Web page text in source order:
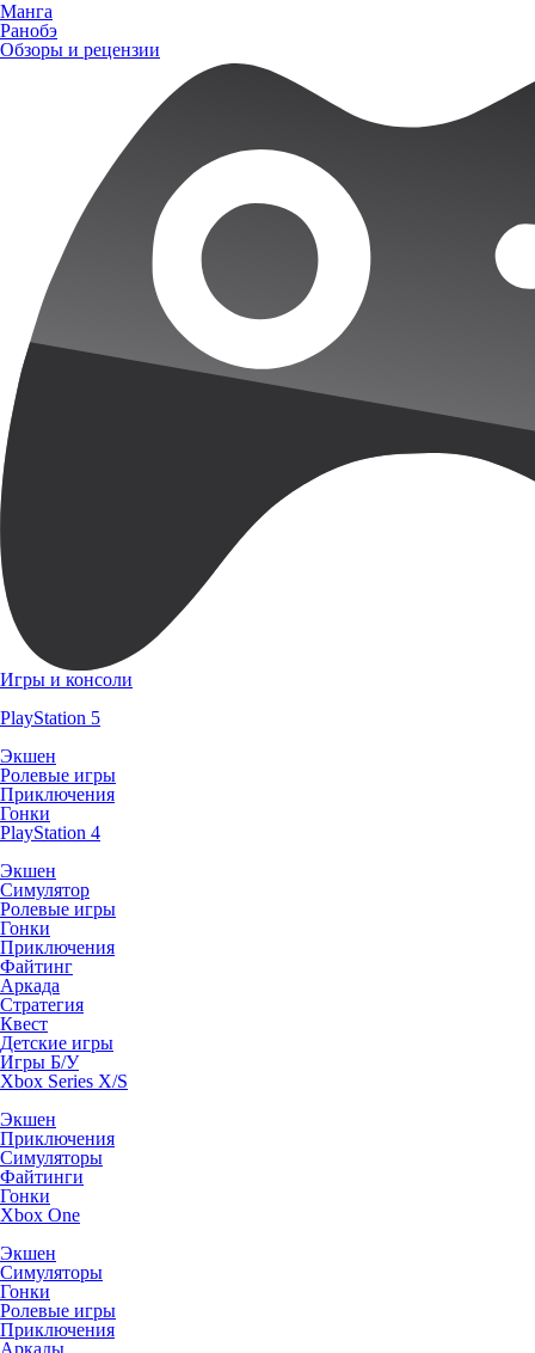
Манга
Ранобэ
Обзоры и рецензии
Игры и консоли
PlayStation 5
Экшен
Ролевые игры
Приключения
Гонки
PlayStation 4
Экшен
Симулятор
Ролевые игры
Гонки
Приключения
Файтинг
Аркада
Стратегия
Квест
Детские игры
Игры Б/У
Xbox Series X/S
Экшен
Приключения
Симуляторы
Файтинги
Гонки
Xbox One
Экшен
Симуляторы
Гонки
Ролевые игры
Приключения
Аркады